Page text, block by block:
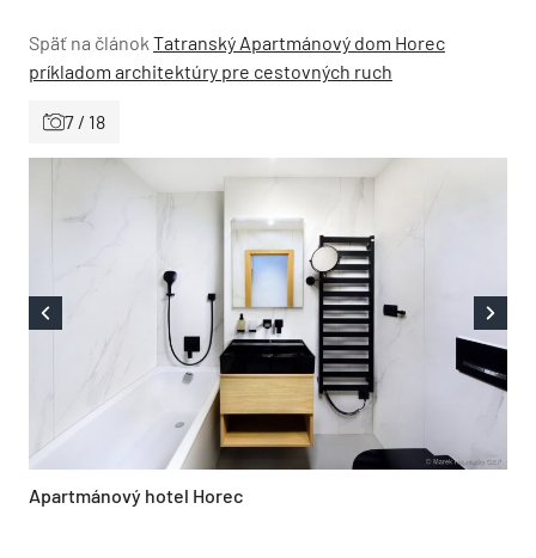
Späť na článok Tatranský Apartmánový dom Horec
príkladom architektúry pre cestovných ruch
7 / 18
Apartmánový hotel Horec